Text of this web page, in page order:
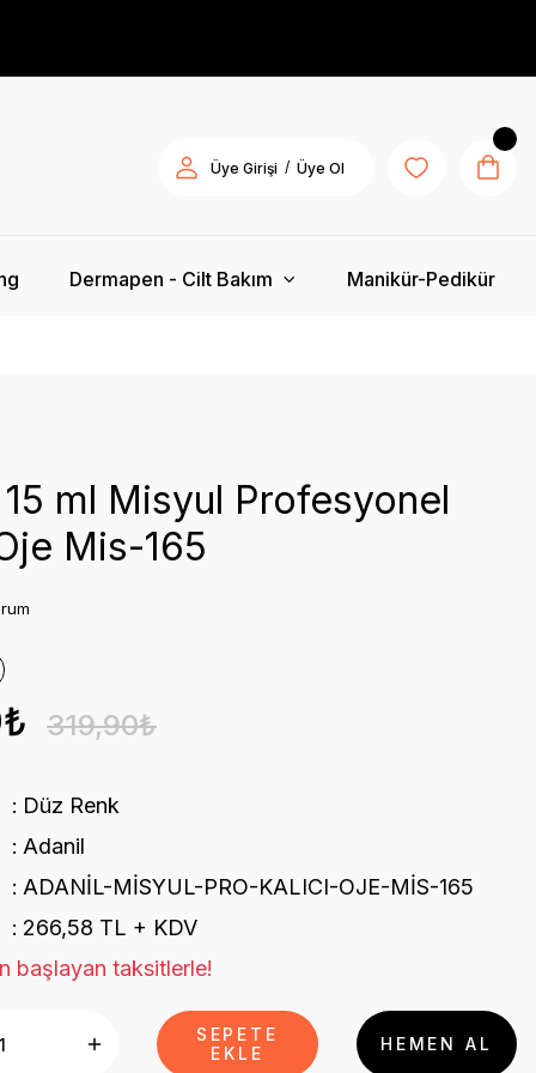
Üye Girişi / Üye Ol
Dermapen - Cilt Bakım Manikür-Pedikür
ml Misyul Profesyonel
Mis-165
319,90₺
Düz Renk
Adanil
ADANİL-MİSYUL-PRO-KALICI-OJE-MİS-165
266,58 TL + KDV
başlayan taksitlerle!
SEPETE
EKLE
HEMEN AL